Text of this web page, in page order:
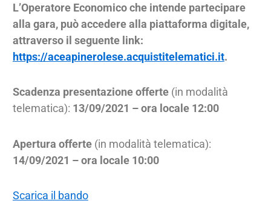
L’Operatore Economico che intende partecipare
alla gara, può accedere alla piattaforma digitale,
attraverso il seguente link:
https://aceapinerolese.acquistitelematici.it.
Scadenza presentazione offerte(in modalità
telematica): 13/09/2021 – ora locale 12:00
Apertura offerte(in modalità telematica):
14/09/2021 – ora locale 10:00
Scarica il bando